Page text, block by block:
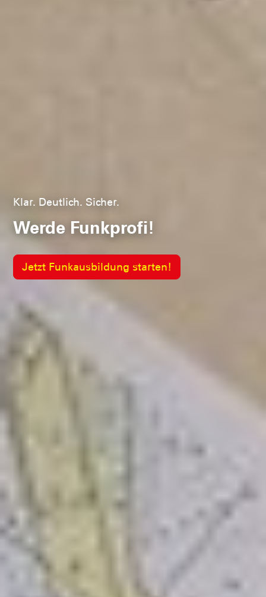
Klar. Deutlich. Sicher.
Werde Funkprofi!
Jetzt Funkausbildung starten!